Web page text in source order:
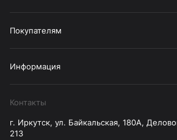
Покупателям
Информация
Контакты
г. Иркутск, ул. Байкальская, 180А,
213